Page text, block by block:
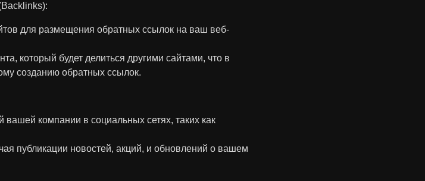
для размещения обратных ссылок на ваш веб-
который будет делиться другими сайтами, что в
созданию обратных ссылок.
компании в социальных сетях, таких как
публикации новостей, акций, и обновлений о вашем